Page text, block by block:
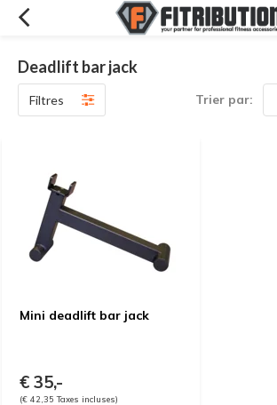
Deadlift bar jack
Filtres Trier par:
Mini deadlift bar jack
€ 35,-
(€ 42,35 Taxes incluses)